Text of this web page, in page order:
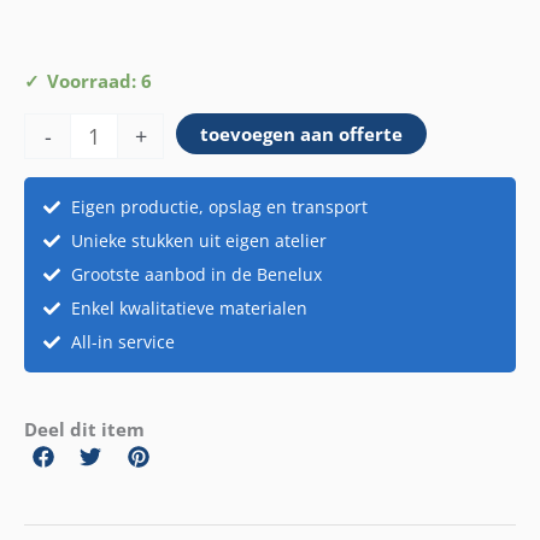
Voorraad: 6
-
Loungetoog
met
aantal
+ toevoegen aan offerte
Eigen productie, opslag en transport
Unieke stukken uit eigen atelier
Grootste aanbod in de Benelux
Enkel kwalitatieve materialen
All-in service
Deel dit item